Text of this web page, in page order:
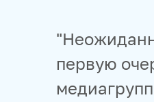
первую